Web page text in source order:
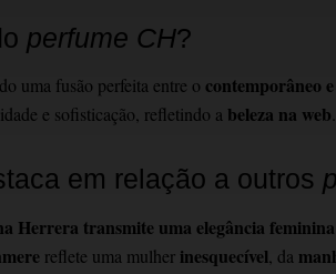
perfume CH?
uma fusão perfeita entre o contemporâneo
e sofisticação, refletindo a beleza na web.
em relação a outros
Herrera transmite uma elegância feminina
reflete uma mulher inesquecível , da